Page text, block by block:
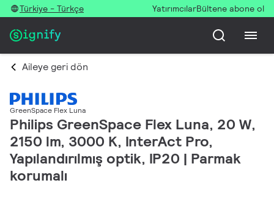
Türkiye - Türkçe YatırımcılarBültene abone ol
Aileye geri dön
GreenSpace Flex Luna
Philips GreenSpace Flex Luna, 20 W,
2150 lm, 3000 K, InterAct Pro,
Yapılandırılmış optik, IP20 | Parmak
korumalı